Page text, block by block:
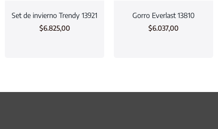
Set de invierno Trendy 13921
$6.825,00
Gorro Everlast 13810
$6.037,00